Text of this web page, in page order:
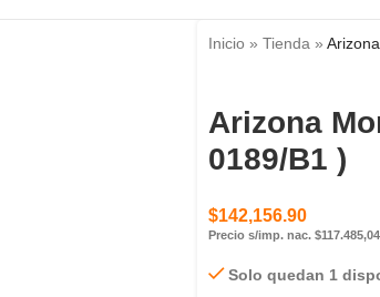
Inicio » Tienda »
Arizona
0189/B1 )
$142,156.90
Precio s/imp. nac. $117.485,04
Solo quedan 1